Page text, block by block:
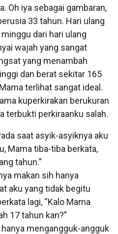
Oh iya sebagai gambaran,
33 tahun. Hari ulang
dari hari ulang
wajah yang sangat
yang menambah
dan berat sekitar 165
terlihat sangat ideal.
kuperkirakan berukuran
terbukti perkiraanku salah.
saat asyik-asyiknya aku
Mama tiba-tiba berkata,
tahun.”
makan sih hanya
aku yang tidak begitu
lagi, “Kalo Mama
17 tahun kan?”
mengangguk-angguk